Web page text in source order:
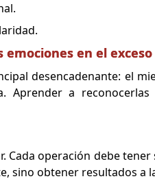
en el
desencadenante: el
Aprender a
Cada operación debe
sino obtener resultados a